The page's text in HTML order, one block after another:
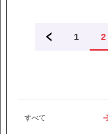
1 2
すべて